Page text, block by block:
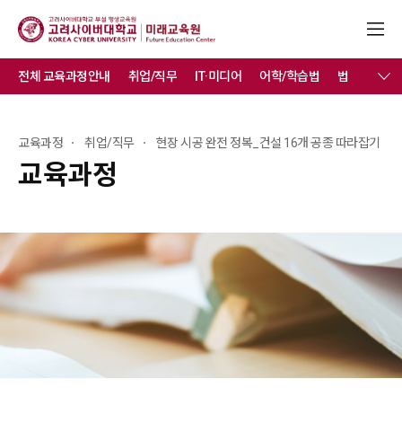
교육과정
교육과정 취업/직무 현장 시공 완전 정복_건설 16개 공종 따라잡기
전체 교육과정안내 취업/직무 IT·미디어 어학/학습법 법 취미/